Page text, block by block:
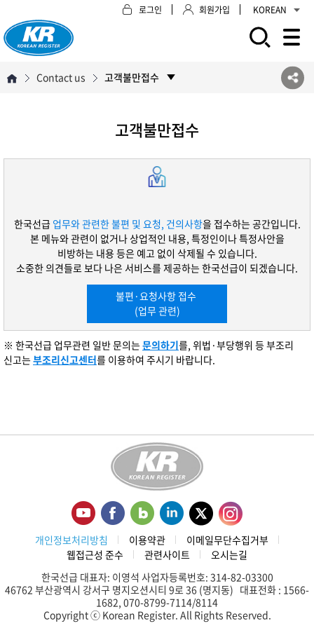
로그인 회원가입 KOREAN
Contact us 고객불만접수
고객불만접수
한국선급 업무와 관련한 불편 및 요청, 건의사항을 접수하는 공간입니다.
본 메뉴와 관련이 없거나 상업적인 내용, 특정인이나 특정사안을
비방하는 내용 등은 예고 없이 삭제될 수 있습니다.
소중한 의견들로 보다 나은 서비스를 제공하는 한국선급이 되겠습니다.
불편·요청사항 접수
(업무 관련)
※ 한국선급 업무관련 일반 문의는 문의하기를, 위법·부당행위 등 부조리
신고는 부조리신고센터를 이용하여 주시기 바랍니다.
개인정보처리방침 이용약관
이메일무단수집거부
웹접근성 준수
관련사이트
오시는길
한국선급 대표자: 이영석 사업자등록번호: 314-82-03300
46762 부산광역시 강서구 명지오션시티 9로 36 (명지동) 대표전화 : 1566-
1682, 070-8799-7114/8114
Copyright ⓒ Korean Register. All Rights Reserved.